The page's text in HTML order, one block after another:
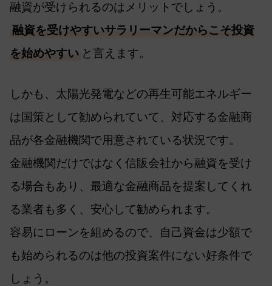
融資が受けられるのはメリットでしょう。
融資を受けやすいサラリーマンだからこそ投資
を始めやすい と言えます。
しかも、太陽光発電などの再生可能エネルギー
は国策として勧められていて、対応する金融商
品が各金融機関で用意されている状況です。
金融機関だけではなく信販会社から融資を受け
る場合もあり、最適な金融商品を提案してくれ
る業者も多く、安心して勧められます。
容易にローンを組めるので、自己資金は少額で
も始められるのは他の投資案件にない好条件で
しょう。